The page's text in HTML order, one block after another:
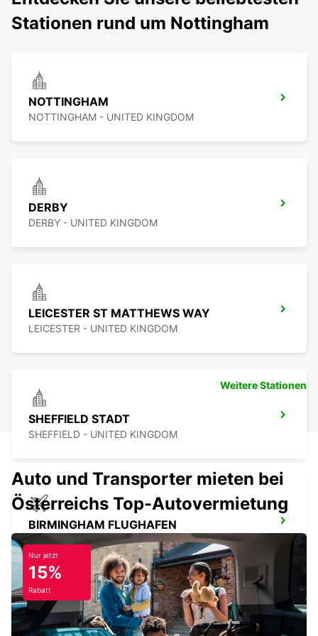
Stationen rund um Nottingham
NOTTINGHAM
NOTTINGHAM - UNITED KINGDOM
DERBY
DERBY - UNITED KINGDOM
LEICESTER ST MATTHEWS WAY
LEICESTER - UNITED KINGDOM
SHEFFIELD STADT
SHEFFIELD - UNITED KINGDOM
BIRMINGHAM FLUGHAFEN
BIRMINGHAM - UNITED KINGDOM
BIRMINGHAM NEWTOWN
Weitere Stationen
Auto und Transporter mieten bei
Österreichs Top-Autovermietung
Nur jetzt
15%
Rabatt